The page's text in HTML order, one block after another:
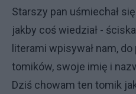
Starszy pan uśmiechał
jakby coś wiedział -
literami wpisywał nam,
tomików, swoje imię i
Dziś chowam ten tomik